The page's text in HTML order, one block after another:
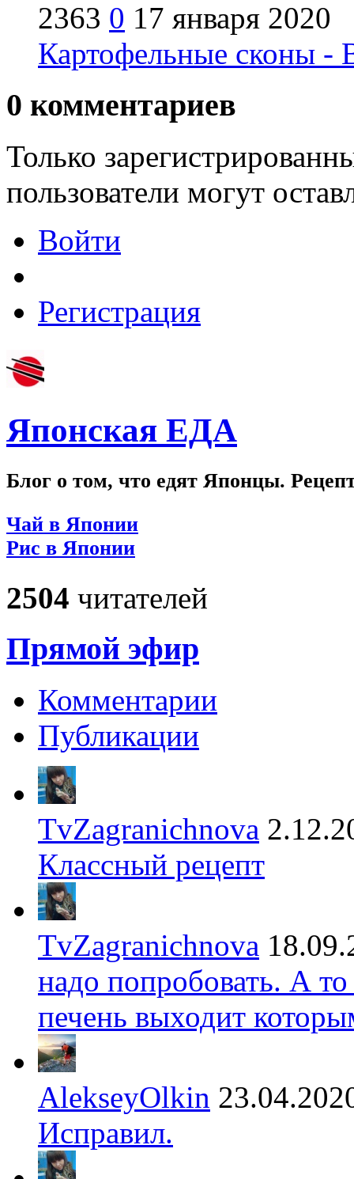
2363 0 17 января 2020
Картофельные сконы -
0 комментариев
Только
пользователи могут
Войти
Регистрация
Японская ЕДА
Блог о том, что едят Японцы.
Чай в Японии
Рис в Японии
2504 читателей
Прямой эфир
Комментарии
Публикации
TvZagranichnova
Классный рецепт
TvZagranichnova
надо попробовать. А
печень выходит
AlekseyOlkin
Исправил.